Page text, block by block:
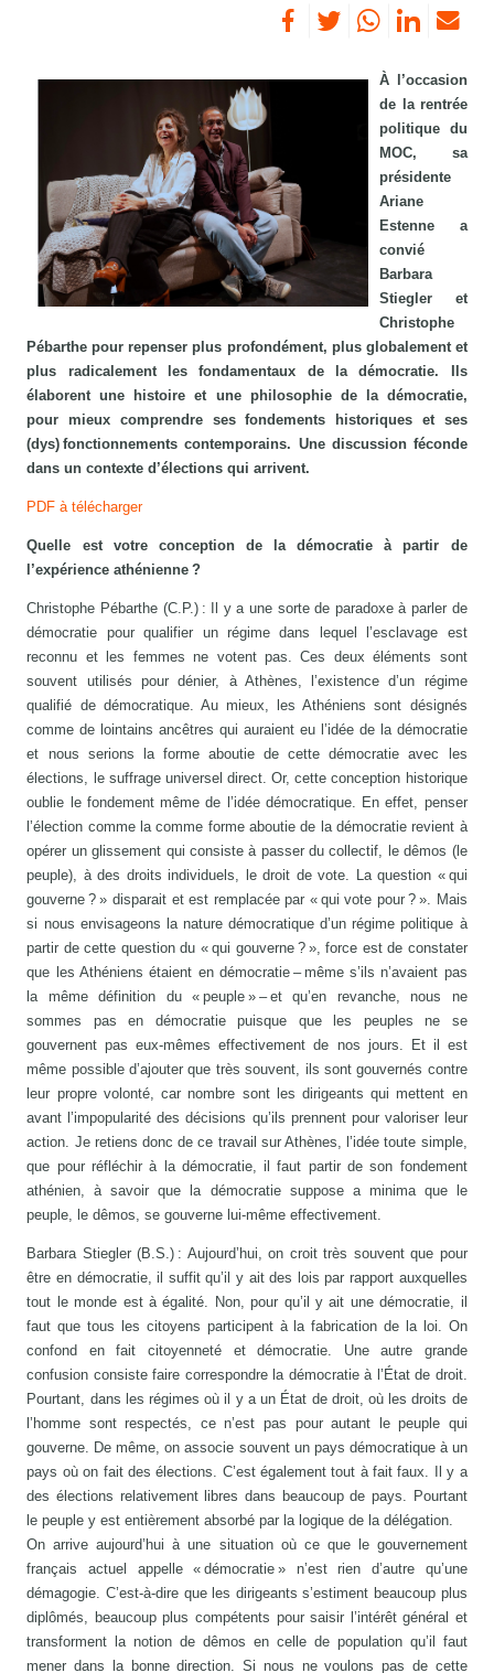
À l’occasion
de la rentrée
politique du
MOC, sa
présidente
Ariane
Estenne a
convié
Barbara
Stiegler et
Christophe
Pébarthe pour repenser plus profondément, plus globalement et
plus radicalement les fondamentaux de la démocratie. Ils
élaborent une histoire et une philosophie de la démocratie,
pour mieux comprendre ses fondements historiques et ses
(dys) fonctionnements contemporains. Une discussion féconde
dans un contexte d’élections qui arrivent.
PDF à télécharger
Quelle est votre conception de la démocratie à partir de
l’expérience athénienne ?
Christophe Pébarthe (C.P.) : Il y a une sorte de paradoxe à parler de
démocratie pour qualifier un régime dans lequel l’esclavage est
reconnu et les femmes ne votent pas. Ces deux éléments sont
souvent utilisés pour dénier, à Athènes, l’existence d’un régime
qualifié de démocratique. Au mieux, les Athéniens sont désignés
comme de lointains ancêtres qui auraient eu l’idée de la démocratie
et nous serions la forme aboutie de cette démocratie avec les
élections, le suffrage universel direct. Or, cette conception historique
oublie le fondement même de l’idée démocratique. En effet, penser
l’élection comme la comme forme aboutie de la démocratie revient à
opérer un glissement qui consiste à passer du collectif, le dêmos (le
peuple), à des droits individuels, le droit de vote. La question « qui
gouverne ? » disparait et est remplacée par « qui vote pour ? ». Mais
si nous envisageons la nature démocratique d’un régime politique à
partir de cette question du « qui gouverne ? », force est de constater
que les Athéniens étaient en démocratie – même s’ils n’avaient pas
la même définition du « peuple » – et qu’en revanche, nous ne
sommes pas en démocratie puisque que les peuples ne se
gouvernent pas eux-mêmes effectivement de nos jours. Et il est
même possible d’ajouter que très souvent, ils sont gouvernés contre
leur propre volonté, car nombre sont les dirigeants qui mettent en
avant l’impopularité des décisions qu’ils prennent pour valoriser leur
action. Je retiens donc de ce travail sur Athènes, l’idée toute simple,
que pour réfléchir à la démocratie, il faut partir de son fondement
athénien, à savoir que la démocratie suppose a minima que le
peuple, le dêmos, se gouverne lui-même effectivement.
Barbara Stiegler (B.S.) : Aujourd’hui, on croit très souvent que pour
être en démocratie, il suffit qu’il y ait des lois par rapport auxquelles
tout le monde est à égalité. Non, pour qu’il y ait une démocratie, il
faut que tous les citoyens participent à la fabrication de la loi. On
confond en fait citoyenneté et démocratie. Une autre grande
confusion consiste faire correspondre la démocratie à l’État de droit.
Pourtant, dans les régimes où il y a un État de droit, où les droits de
l’homme sont respectés, ce n’est pas pour autant le peuple qui
gouverne. De même, on associe souvent un pays démocratique à un
pays où on fait des élections. C’est également tout à fait faux. Il y a
des élections relativement libres dans beaucoup de pays. Pourtant
le peuple y est entièrement absorbé par la logique de la délégation.
On arrive aujourd’hui à une situation où ce que le gouvernement
français actuel appelle « démocratie » n’est rien d’autre qu’une
démagogie. C’est-à-dire que les dirigeants s’estiment beaucoup plus
diplômés, beaucoup plus compétents pour saisir l’intérêt général et
transforment la notion de dêmos en celle de population qu’il faut
mener dans la bonne direction. Si nous ne voulons pas de cette